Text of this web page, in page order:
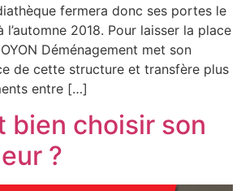
fermera donc ses portes le
l’automne 2018. Pour laisser la place
Déménagement met son
de cette structure et transfère plus
entre […]
bien choisir son
?